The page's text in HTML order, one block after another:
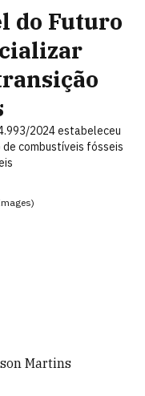
do Futuro
2024 estabeleceu
combustíveis fósseis
Martins